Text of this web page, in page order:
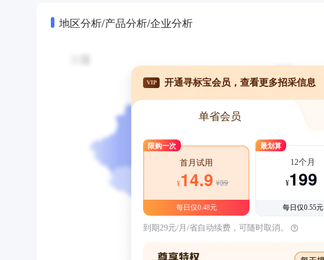
地区分析/产品分析/企业分析
VIP 开通寻标宝会员，查看更多招采信息
单省会员
限购一次
首月试用
¥14.9 ¥39
每日仅0.48元
最划算
12个月
¥199
每日仅0.55元
到期29元/月/省自动续费，可随时取消。